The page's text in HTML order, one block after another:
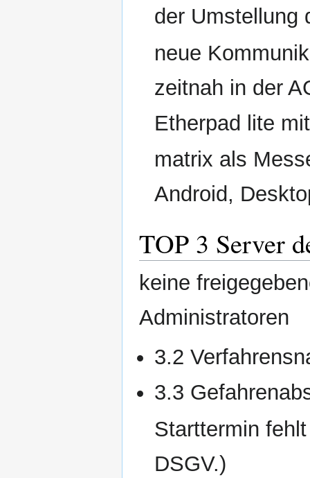
der Umstellung
neue
zeitnah in der
Etherpad lite
matrix als
Android,
TOP 3 Server
keine
Administratoren
3.2
3.3
Starttermin
DSGV.)